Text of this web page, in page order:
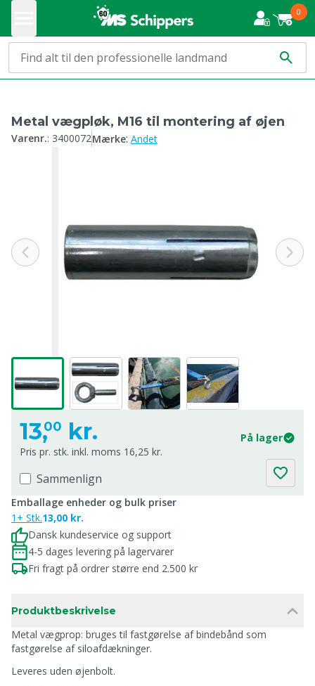
0
Metal vægpløk, M16 til montering af øjen
Varenr.: 3400072Mærke: Andet
13,00 kr.
På lager
Pris pr. stk. inkl. moms 16,25 kr.
Sammenlign
Emballage enheder og bulk priser
1+ Stk.13,00 kr.
Dansk kundeservice og support
4-5 dages levering på lagervarer
Fri fragt på ordrer større end 2.500 kr
Produktbeskrivelse
Metal vægprop: bruges til fastgørelse af bindebånd som
fastgørelse af siloafdækninger.
Leveres uden øjenbolt.